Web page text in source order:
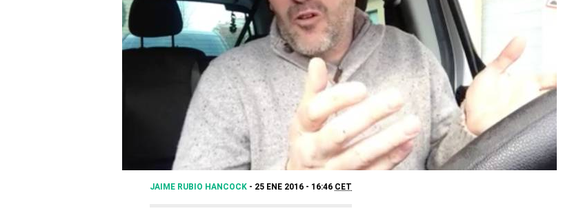
JAIME RUBIO HANCOCK 25 ENE 2016 - 16:46 CET